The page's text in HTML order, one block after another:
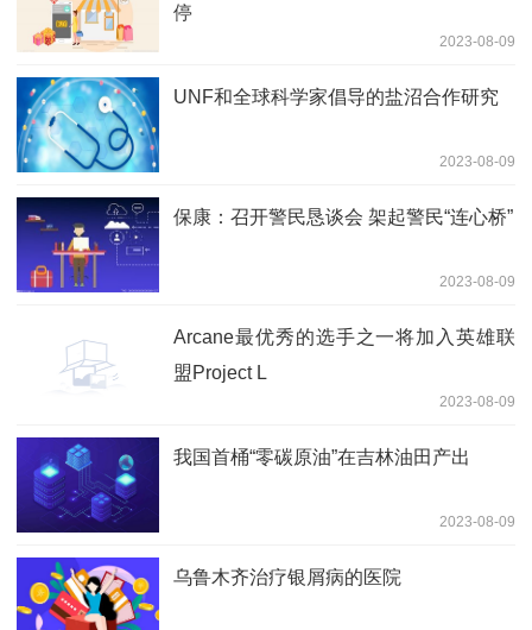
停
2023-08-09
UNF和全球科学家倡导的盐沼合作研究
2023-08-09
保康：召开警民恳谈会 架起警民“连心桥”
2023-08-09
Arcane最优秀的选手之一将加入英雄联
盟Project L
2023-08-09
我国首桶“零碳原油”在吉林油田产出
2023-08-09
乌鲁木齐治疗银屑病的医院